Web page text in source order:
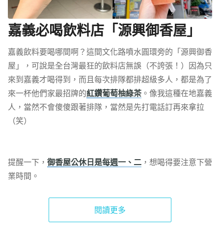
嘉義必喝飲料店「源興御香屋」
嘉義飲料要喝哪間啊？這間文化路噴水圓環旁的「源興御香
屋」，可說是全台灣最狂的飲料店無誤（不誇張！）因為只
來到嘉義才喝得到，而且每次排隊都排超級多人，都是為了
來一杯他們家最招牌的紅鑽葡萄柚綠茶。像我這種在地嘉義
人，當然不會傻傻跟著排隊，當然是先打電話訂再來拿拉
（笑）
提醒一下， 御香屋公休日是每週一、二，想喝得要注意下營
業時間。
閱讀更多